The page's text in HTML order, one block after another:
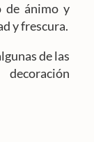
de ánimo y
y frescura.
de las